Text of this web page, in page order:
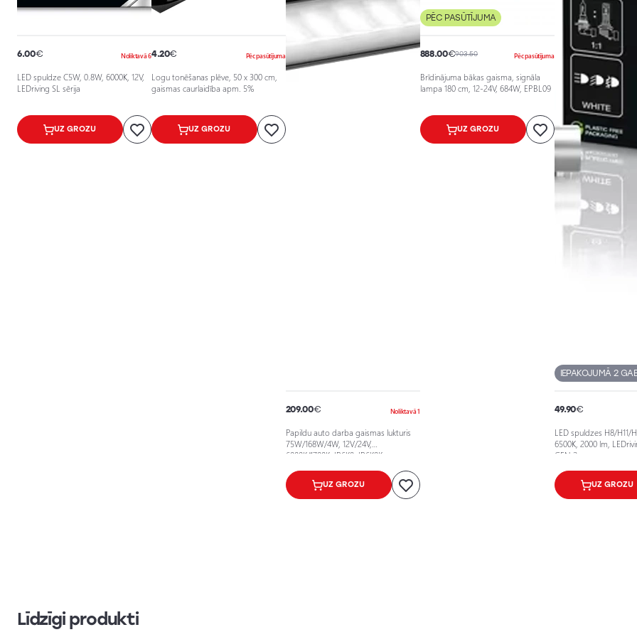
6.00€ Noliktavā 6
LED spuldze C5W, 0.8W, 6000K, 12V,
LEDriving SL sērija
UZ GROZU
4.20€ Pēc pasūtījuma
Logu tonēšanas plēve, 50 x 300 cm,
gaismas caurlaidība apm. 5%
UZ GROZU
209.00€ Noliktavā 1
Papildu auto darba gaismas lukturis
75W/168W/4W, 12V/24V,
6000K/1700K, IP6K8, IP6K9K
UZ GROZU
PĒC PASŪTĪJUMA
888.00€903.50 Pēc pasūtījuma
Brīdinājuma bākas gaisma, signāla
lampa 180 cm, 12-24V, 684W, EPBL09
UZ GROZU
IEPAKOJUMĀ 2
49.90€
LED spuldzes H8/H11/
6500K, 2000 lm,
GEN 2
UZ GROZU
Līdzīgi produkti